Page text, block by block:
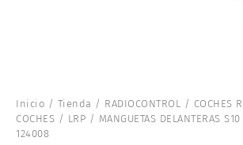
Inicio / Tienda / RADIOCONTROL / COCHES
COCHES / LRP / MANGUETAS DELANTERAS
124008